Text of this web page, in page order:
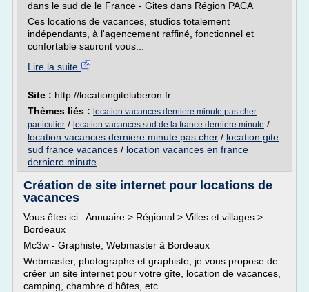
dans le sud de le France - Gites dans Région PACA
Ces locations de vacances, studios totalement
indépendants, à l'agencement raffiné, fonctionnel et
confortable sauront vous...
Lire la suite
Site : http://locationgiteluberon.fr
Thèmes liés : location vacances derniere minute pas cher
particulier / location vacances sud de la france derniere minute /
location vacances derniere minute pas cher / location gite
sud france vacances / location vacances en france
derniere minute
Création de site internet pour locations de
vacances
Vous êtes ici : Annuaire > Régional > Villes et villages >
Bordeaux
Mc3w - Graphiste, Webmaster à Bordeaux
Webmaster, photographe et graphiste, je vous propose de
créer un site internet pour votre gîte, location de vacances,
camping, chambre d'hôtes, etc.